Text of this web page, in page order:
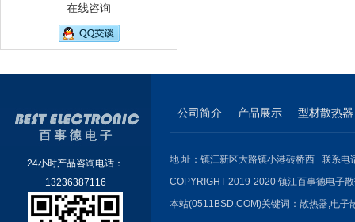
在线咨询
24小时产品咨询电话：
13236387116
公司简介 产品展示 型材散热器
地 址：镇江新区大路镇小港砖桥西 联系
COPYRIGHT 2019-2020 镇江百事德电子
本站(0511BSD.COM)关键词： 散热器,电子